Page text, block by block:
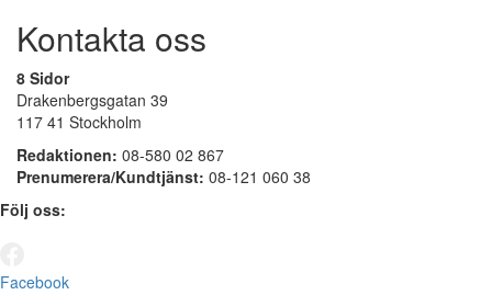
Kontakta oss
8 Sidor
Drakenbergsgatan 39
117 41 Stockholm
Redaktionen: 08-580 02 867
Prenumerera/Kundtjänst: 08-121 060 38
Följ oss:
Facebook